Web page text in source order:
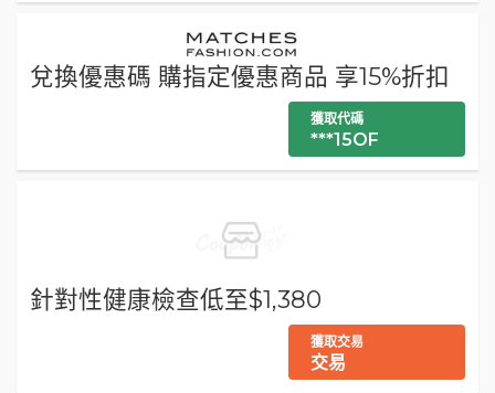
兌換優惠碼 購指定優惠商品 享15%折扣
獲取代碼
***15OF
針對性健康檢查低至$1,380
獲取交易
交易